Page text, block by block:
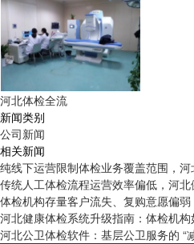
河北体检全流
新闻类别
公司新闻
相关新闻
纯线下运营限制体检业务覆盖范围，
传统人工体检流程运营效率偏低，河
体检机构存量客户流失、复购意愿偏
河北健康体检系统升级指南：体检机构
河北公卫体检软件：基层公卫服务的 “